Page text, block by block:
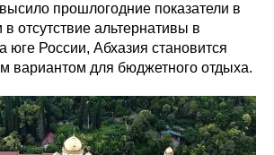
прошлогодние показатели в
отсутствие альтернативы в
юге России, Абхазия становится
вариантом для бюджетного отдыха.